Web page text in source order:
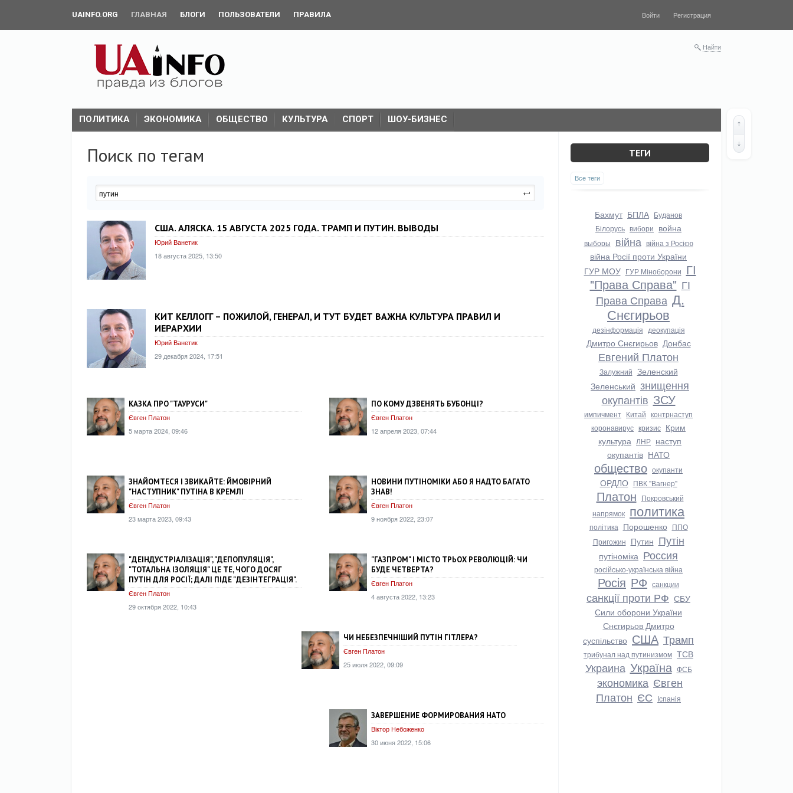
UAINFO.ORG ГЛАВНАЯ БЛОГИ ПОЛЬЗОВАТЕЛИ ПРАВИЛА Войти Регистрация
Найти
ПОЛИТИКА ЭКОНОМИКА ОБЩЕСТВО КУЛЬТУРА СПОРТ ШОУ-БИЗНЕС
Поиск по тегам
США. АЛЯСКА. 15 АВГУСТА 2025 ГОДА. ТРАМП И ПУТИН. ВЫВОДЫ
Юрий Ванетик
18 августа 2025, 13:50
КИТ КЕЛЛОГГ – ПОЖИЛОЙ, ГЕНЕРАЛ, И ТУТ БУДЕТ ВАЖНА КУЛЬТУРА ПРАВИЛ И
ИЕРАРХИИ
Юрий Ванетик
29 декабря 2024, 17:51
КАЗКА ПРО "ТАУРУСИ"
Євген Платон
5 марта 2024, 09:46
ПО КОМУ ДЗВЕНЯТЬ БУБОНЦІ?
Євген Платон
12 апреля 2023, 07:44
ЗНАЙОМТЕСЯ І ЗВИКАЙТЕ: ЙМОВІРНИЙ
"НАСТУПНИК" ПУТІНА В КРЕМЛІ
Євген Платон
23 марта 2023, 09:43
НОВИНИ ПУТІНОМІКИ АБО Я НАДТО БАГАТО
ЗНАВ!
Євген Платон
9 ноября 2022, 23:07
"ДЕІНДУСТРІАЛІЗАЦІЯ", "ДЕПОПУЛЯЦІЯ",
"ТОТАЛЬНА ІЗОЛЯЦІЯ" ЦЕ ТЕ, ЧОГО ДОСЯГ
ПУТІН ДЛЯ РОСІЇ; ДАЛІ ПІДЕ "ДЕЗІНТЕГРАЦІЯ".
Євген Платон
29 октября 2022, 10:43
"ГАЗПРОМ" І МІСТО ТРЬОХ РЕВОЛЮЦІЙ: ЧИ
БУДЕ ЧЕТВЕРТА?
Євген Платон
4 августа 2022, 13:23
ЧИ НЕБЕЗПЕЧНІШИЙ ПУТІН ГІТЛЕРА?
Євген Платон
25 июля 2022, 09:09
ЗАВЕРШЕНИЕ ФОРМИРОВАНИЯ НАТО
Віктор Небоженко
30 июня 2022, 15:06
ТЕГИ
Все теги
Бахмут БПЛА Буданов
Білорусь вибори война
выборы війна війна з Росією
війна Росії проти України
ГУР МОУ ГУР Міноборони ГІ
"Права Справа" ГІ
Права Справа Д.
Снєгирьов
дезінформація деокупація
Дмитро Снєгирьов Донбас
Евгений Платон
Залужний Зеленский
Зеленський знищення
окупантів ЗСУ
импичмент Китай контрнаступ
коронавирус кризис Крим
культура ЛНР наступ
окупантів НАТО
общество окупанти
ОРДЛО ПВК "Вагнер"
Платон Покровський
напрямок политика
політика Порошенко ППО
Пригожин Путин Путін
путіноміка Россия
російсько-українська війна
Росія РФ санкции
санкції проти РФ СБУ
Сили оборони України
Снєгирьов Дмитро
суспільство США Трамп
трибунал над путинизмом ТСВ
Украина Україна ФСБ
экономика Євген
Платон ЄС Іспанія